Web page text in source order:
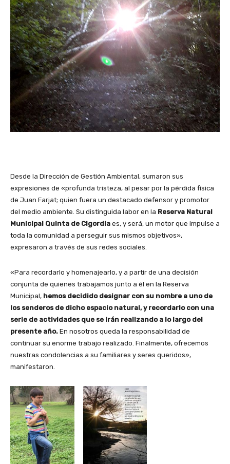
Desde la Dirección de Gestión Ambiental, sumaron sus
expresiones de «profunda tristeza, al pesar por la pérdida física
de Juan Farjat; quien fuera un destacado defensor y promotor
del medio ambiente. Su distinguida labor en la Reserva Natural
Municipal Quinta de CIgordia es, y será, un motor que impulse a
toda la comunidad a perseguir sus mismos objetivos»,
expresaron a través de sus redes sociales.
«Para recordarlo y homenajearlo, y a partir de una decisión
conjunta de quienes trabajamos junto a él en la Reserva
Municipal, hemos decidido designar con su nombre a uno de
los senderos de dicho espacio natural, y recordarlo con una
serie de actividades que se irán realizando a lo largo del
presente año. En nosotros queda la responsabilidad de
continuar su enorme trabajo realizado. Finalmente, ofrecemos
nuestras condolencias a su familiares y seres queridos»,
manifestaron.